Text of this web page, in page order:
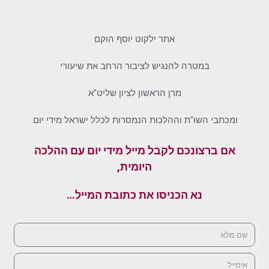
אתר ילקוט יוסף הוקם
במטרה להנגיש לציבור הרחב את שיעורי
מרן הראשון לציון שליט"א
ומכתבי השו"ת וההלכות הנמסרות לכלל ישראל מידי יום.
אם ברצונכם לקבל מייל מידי יום עם ההלכה
היומית,
נא הכניסו את כתובת המייל…